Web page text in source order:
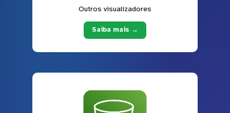
Outros visualizadores
Saiba mais →